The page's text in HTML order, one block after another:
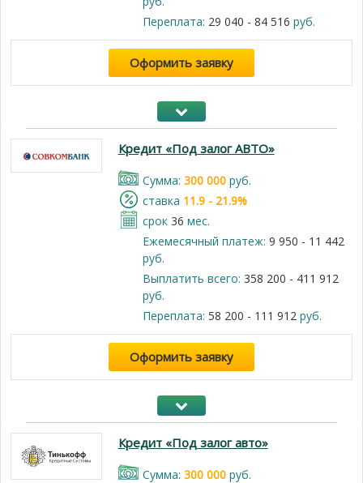
Переплата: 29 040 - 84 516 руб.
Оформить заявку
Кредит «Под залог АВТО»
Cумма: 300 000руб.
cтавка 11.9 - 21.9%
срок 36 мес.
Ежемесячный платеж: 9 950 - 11 442
руб.
Выплатить всего: 358 200 - 411 912
руб.
Переплата: 58 200 - 111 912руб.
Оформить заявку
Кредит «Под залог авто»
Cумма: 300 000руб.